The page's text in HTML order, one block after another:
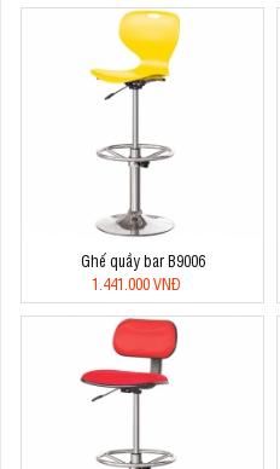
Ghế quầy bar B9006
1.441.000 VNĐ